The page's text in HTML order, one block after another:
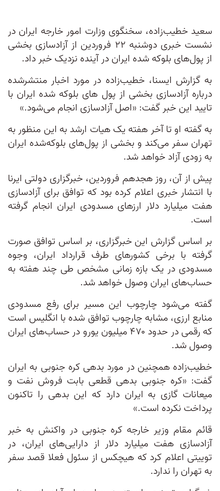
سعید خطیب‌زاده، سخنگوی وزارت امور خارجه ایران در
نشست خبری دوشنبه ۲۲ فروردین از آزادسازی بخشی
از پول‌های بلوکه شده ایران در آینده نزدیک خبر داد.
به گزارش ایسنا، خطیب‌زاده در مورد اخبار منتشرشده
درباره آزادسازی بخشی از پول های بلوکه شده ایران با
تایید این خبر گفت: «اصل آزادسازی انجام می‌شود.»
به گفته او تا آخر هفته‌ یک هیات ارشد به این منظور به
تهران سفر می‌کند و بخشی از پول‌های بلوکه‌شده ایران
به زودی آزاد خواهد شد.
پیش از آن، روز هجدهم فروردین، خبرگزاری دولتی ایرنا
با انتشار خبری اعلام کرده بود که توافق برای آزادسازی
هفت میلیارد دلار ارزهای مسدودی ایران انجام گرفته
است.
بر اساس گزارش این خبرگزاری، بر اساس توافق صورت
گرفته با برخی کشورهای طرف قرارداد ایران، وجوه
مسدودی در یک بازه زمانی مشخص طی چند هفته به
حساب‌های ایران وصول خواهد شد.
گفته می‌شود چارچوب این مسیر برای رفع مسدودی
منابع ارزی، مشابه چارچوب توافق شده با انگلیس است
که رقمی در حدود ۴۷۰ میلیون یورو در حساب‌های ایران
وصول شد.
خطیب‌زاده همچنین در مورد بدهی کره جنوبی به ایران
گفت: «کره جنوبی بدهی قطعی بابت فروش نفت و
میعانات گازی به ایران دارد که این بدهی را تاکنون
پرداخت نکرده است.»
قائم مقام وزیر خارجه کره جنوبی در واکنش به خبر
آزادسازی هفت میلیارد دلار از دارایی‌های ایران، در
توییتی اعلام کرد که هیچکس از سئول فعلا قصد سفر
به تهران را ندارد.